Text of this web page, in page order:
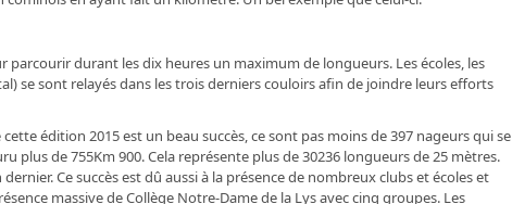
durant les dix heures un maximum de longueurs. Les écoles, les
se sont relayés dans les trois derniers couloirs afin de joindre leurs efforts
édition 2015 est un beau succès, ce sont pas moins de 397 nageurs qui se
plus de 755Km 900. Cela représente plus de 30236 longueurs de 25 mètres.
Ce succès est dû aussi à la présence de nombreux clubs et écoles et
massive de Collège Notre-Dame de la Lys avec cinq groupes. Les